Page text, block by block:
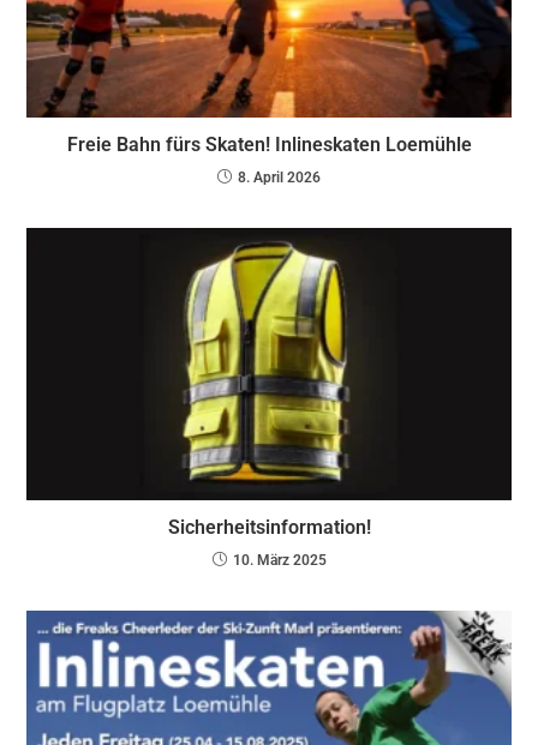
Freie Bahn fürs Skaten! Inlineskaten Loemühle
8. April 2026
Sicherheitsinformation!
10. März 2025